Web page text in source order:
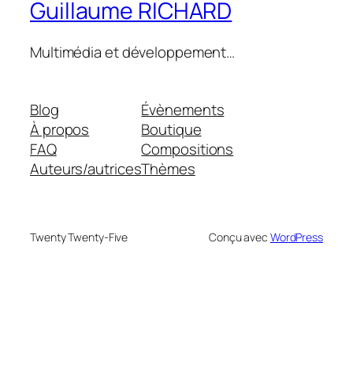
Guillaume RICHARD
Multimédia et développement…
Blog
À propos
FAQ
Auteurs/autrices
Évènements
Boutique
Compositions
Thèmes
Twenty Twenty-Five Conçu avec WordPress